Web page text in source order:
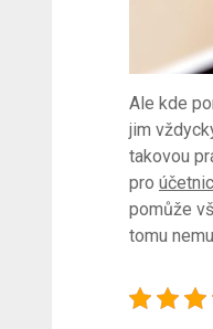
Ale kde
jim
takovou
pro
pomůže
tomu